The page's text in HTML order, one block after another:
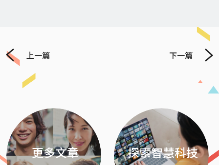
上一篇 下一篇
Previous
更多文章 探索智慧科技
Next